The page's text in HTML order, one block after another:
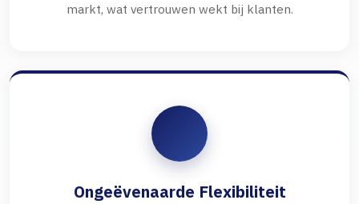
markt, wat vertrouwen wekt bij klanten.
Ongeëvenaarde Flexibiliteit